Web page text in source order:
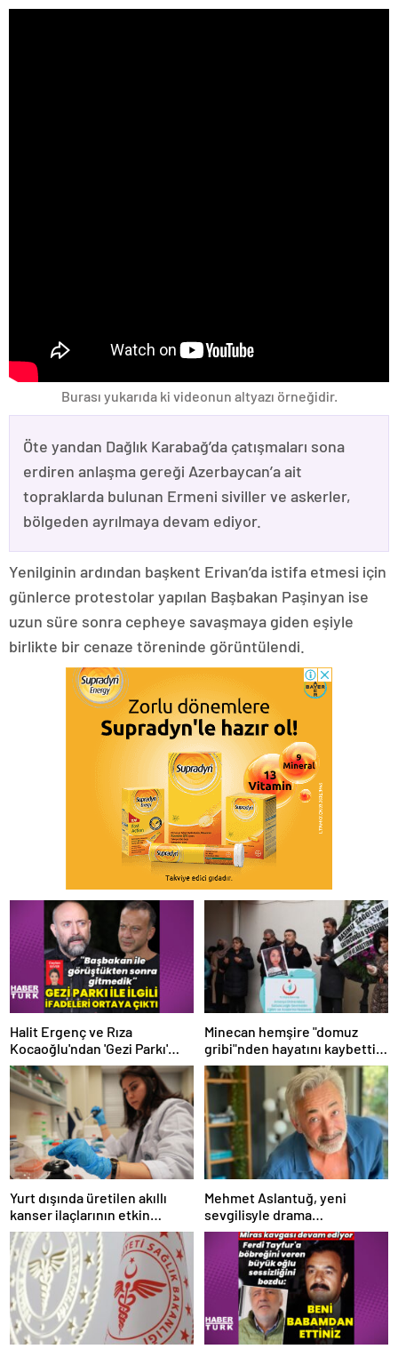
Burası yukarıda ki videonun altyazı örneğidir.
Öte yandan Dağlık Karabağ’da çatışmaları sona
erdiren anlaşma gereği Azerbaycan’a ait
topraklarda bulunan Ermeni siviller ve askerler,
bölgeden ayrılmaya devam ediyor.
Yenilginin ardından başkent Erivan’da istifa etmesi için
günlerce protestolar yapılan Başbakan Paşinyan ise
uzun süre sonra cepheye savaşmaya giden eşiyle
birlikte bir cenaze töreninde görüntülendi.
Halit Ergenç ve Rıza
Kocaoğlu'ndan 'Gezi Parkı'
ifadesi – Magazin haberleri
Minecan hemşire "domuz
gribi"nden hayatını kaybetti –
Haberler | Sağlık Haberleri
Yurt dışında üretilen akıllı
kanser ilaçlarının etkin
maddesi yerli imkanlarla
geliştirildi | Sağlık Haberleri
Mehmet Aslantuğ, yeni
sevgilisyle drama
çalışmalarında tanıştı –
Magazin haberleri